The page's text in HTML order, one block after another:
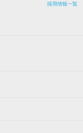
採用情報一覧